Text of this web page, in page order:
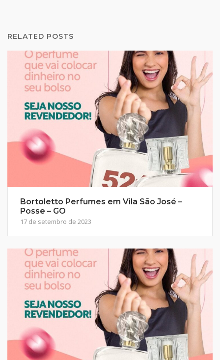
RELATED POSTS
Bortoletto Perfumes em Vila São José –
Posse – GO
17 de setembro de 2023